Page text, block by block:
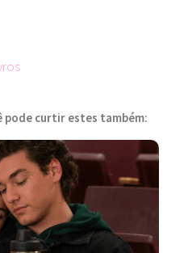
pode curtir estes também: